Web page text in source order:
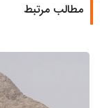
مطالب مرتبط